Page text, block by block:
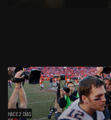
HACE 2 DÍAS